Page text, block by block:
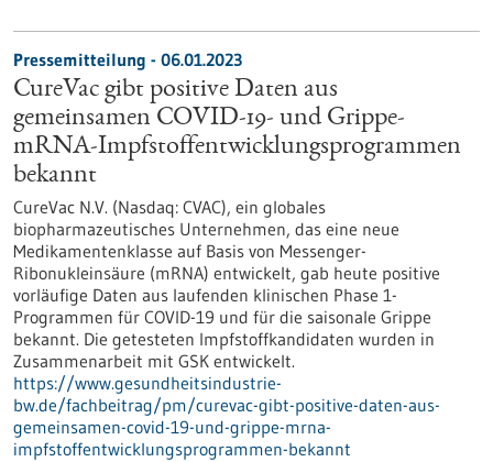
Pressemitteilung - 06.01.2023
CureVac gibt positive Daten aus
gemeinsamen COVID-19- und Grippe-
mRNA-Impfstoffentwicklungsprogrammen
bekannt
CureVac N.V. (Nasdaq: CVAC), ein globales
biopharmazeutisches Unternehmen, das eine neue
Medikamentenklasse auf Basis von Messenger-
Ribonukleinsäure (mRNA) entwickelt, gab heute positive
vorläufige Daten aus laufenden klinischen Phase 1-
Programmen für COVID-19 und für die saisonale Grippe
bekannt. Die getesteten Impfstoffkandidaten wurden in
Zusammenarbeit mit GSK entwickelt.
https://www.gesundheitsindustrie-
bw.de/fachbeitrag/pm/curevac-gibt-positive-daten-aus-
gemeinsamen-covid-19-und-grippe-mrna-
impfstoffentwicklungsprogrammen-bekannt